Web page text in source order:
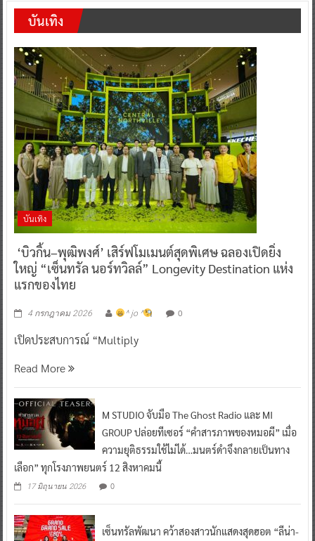
บันเทิง
บันเทิง
‘บิวกิ้น–พุฒิพงศ์’ เสิร์ฟโมเมนต์สุดพิเศษ ฉลองเปิดยิ่ง
ใหญ่ “เซ็นทรัล นอร์ทวิลล์” Longevity Destination แห่ง
แรกของไทย
4 กรกฎาคม 2026 ^ jo ^ 0
เปิดประสบการณ์ “Multiply
Read More
M STUDIO จับมือ The Ghost Radio และ MI
GROUP ปล่อยทีเซอร์ “คำสารภาพของหมอผี” เมื่อ
ความยุติธรรมใช้ไม่ได้…มนตร์ดำจึงกลายเป็นทาง
เลือก” ทุกโรงภาพยนตร์ 12 สิงหาคมนี้
17 มิถุนายน 2026 0
เซ็นทรัลพัฒนา คว้าสองสาวนักแสดงสุดฮอต “ลีน่า-